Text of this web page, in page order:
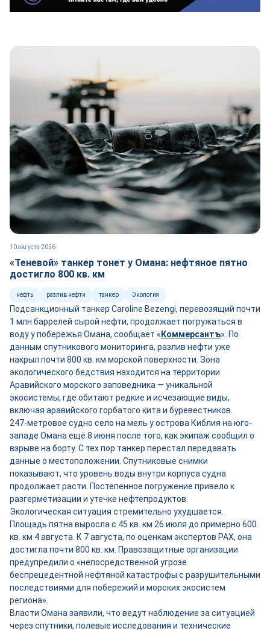
10 августа 2026
«Теневой» танкер тонет у Омана: нефтяное пятно
достигло 800 кв. км
нефть разлив нефти танкер Экология
Подсанкционный танкер Caroline Bezengi, перевозящий почти
1 млн баррелей сырой нефти, продолжает погружаться в
воду у побережья Омана, сообщает « Коммерсантъ». По
данным спутникового мониторинга, разлив нефти уже
накрыл почти 800 кв. км морской поверхности. Зона
экологического бедствия находится на территории
Аравийского морского заповедника — уникальной
экосистемы, где обитают редкие и исчезающие виды,
включая аравийского горбатого кита и буревестников.
247-метровое судно село на мель у острова Киблия на юго-
западе Омана ещё 8 июня после того, как экипаж сообщил о
взрыве на борту. С тех пор танкер перестал передавать
данные о местоположении. Спутниковые снимки
показывают, что уровень воды внутри корпуса судна
продолжает расти. Постепенное погружение привело к
разгерметизации и утечке нефтепродуктов.
Экологическая ситуация стремительно ухудшается.
Площадь пятна выросла с 45 кв. км 26 июля до примерно 600
кв. км 4 августа. К 7 августа, по оценкам экспертов PAX, она
достигла почти 800 кв. км. Правозащитные организации
предупредили о «непосредственной угрозе
беспрецедентной нефтяной катастрофы с разрушительными
последствиями для побережий и морских экосистем
региона».
Власти Омана заявили, что ведут наблюдение за ситуацией
через спутники, полевые исследования и технические